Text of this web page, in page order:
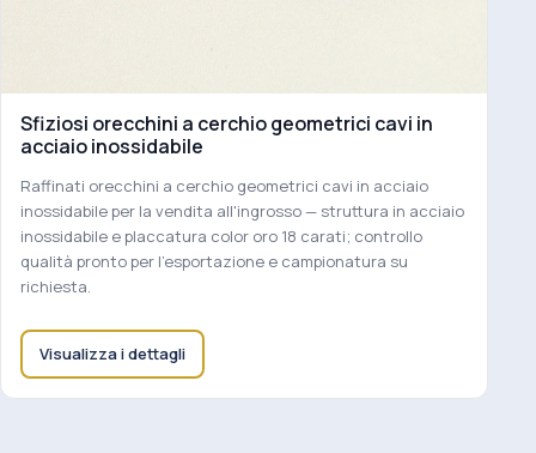
Sfiziosi orecchini a cerchio geometrici cavi in
acciaio inossidabile
Raffinati orecchini a cerchio geometrici cavi in acciaio
inossidabile per la vendita all'ingrosso — struttura in acciaio
inossidabile e placcatura color oro 18 carati; controllo
qualità pronto per l'esportazione e campionatura su
richiesta.
Visualizza i dettagli